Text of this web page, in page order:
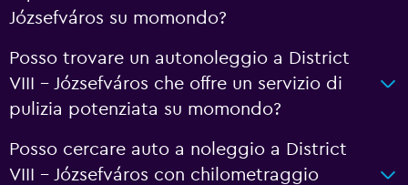
Józsefváros su momondo?
Posso trovare un autonoleggio a District
VIII - Józsefváros che offre un servizio di
pulizia potenziata su momondo?
Posso cercare auto a noleggio a District
VIII - Józsefváros con chilometraggio